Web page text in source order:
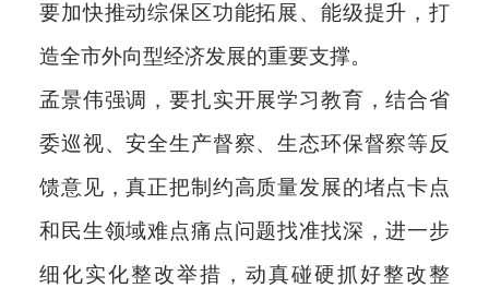
要加快推动综保区功能拓展、能级提升，打
造全市外向型经济发展的重要支撑。
孟景伟强调，要扎实开展学习教育，结合省
委巡视、安全生产督察、生态环保督察等反
馈意见，真正把制约高质量发展的堵点卡点
和民生领域难点痛点问题找准找深，进一步
细化实化整改举措，动真碰硬抓好整改整